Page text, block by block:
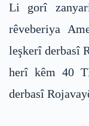
Li gorî
rêveberiya
leşkerî derbasî
herî kêm 40
derbasî